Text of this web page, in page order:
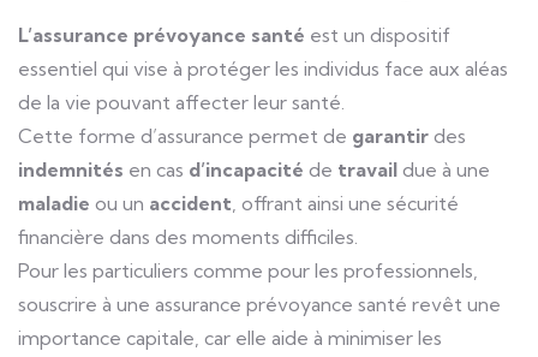
L’assurance prévoyance santé est un dispositif
essentiel qui vise à protéger les individus face aux aléas
de la vie pouvant affecter leur santé.
Cette forme d’assurance permet de garantir des
indemnités en cas d’incapacité de travail due à une
maladie ou un accident, offrant ainsi une sécurité
financière dans des moments difficiles.
Pour les particuliers comme pour les professionnels,
souscrire à une assurance prévoyance santé revêt une
importance capitale, car elle aide à minimiser les